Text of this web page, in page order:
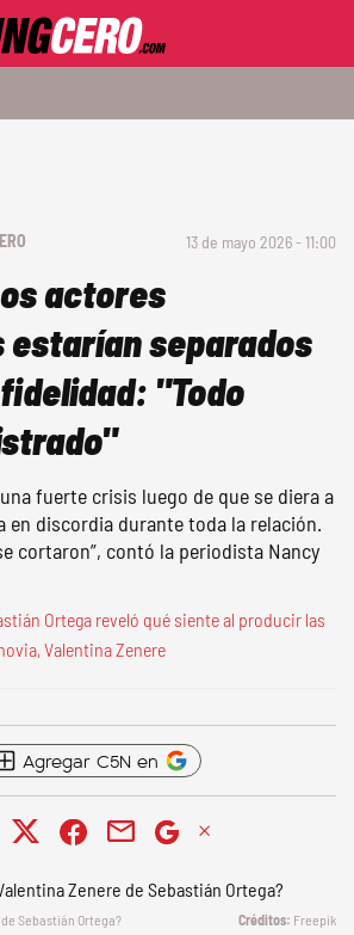
13 de mayo 2026 - 11:00
actores
estarían separados
"Todo
fuerte crisis luego de que se diera a
en discordia durante toda la relación.
cortaron”, contó la periodista Nancy
Ortega reveló qué siente al producir las
Valentina Zenere
Agregar C5N en
Sebastián Ortega? Freepik